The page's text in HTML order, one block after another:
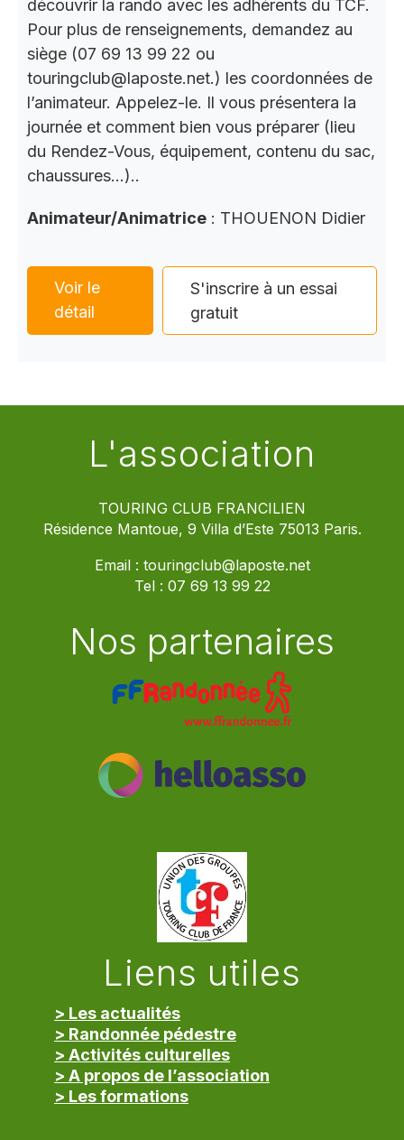
découvrir la rando avec les adhérents du TCF.
Pour plus de renseignements, demandez au
siège (07 69 13 99 22 ou
touringclub@laposte.net.) les coordonnées de
l’animateur. Appelez-le. Il vous présentera la
journée et comment bien vous préparer (lieu
du Rendez-Vous, équipement, contenu du sac,
chaussures…)..
Animateur/Animatrice : THOUENON Didier
Voir le
détail
S'inscrire à un essai
gratuit
L'association
TOURING CLUB FRANCILIEN
Résidence Mantoue, 9 Villa d’Este 75013 Paris.
Email : touringclub@laposte.net
Tel : 07 69 13 99 22
Nos partenaires
Liens utiles
> Les actualités
> Randonnée pédestre
> Activités culturelles
> A propos de l’association
> Les formations